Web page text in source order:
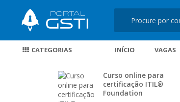
CATEGORIAS INÍCIO VAGAS
Curso online para
certificação ITIL®
Foundation